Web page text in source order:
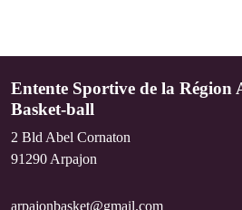
Entente Sportive de la Région
Basket-ball
2 Bld Abel Cornaton
91290 Arpajon
arpajonbasket@gmail.com